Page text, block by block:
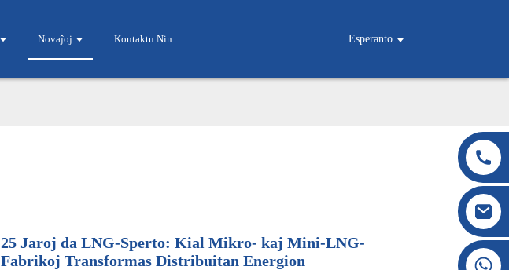
Novaĵoj Kontaktu Nin Esperanto
25 Jaroj da LNG-Sperto: Kial Mikro- kaj Mini-LNG-
Fabrikoj Transformas Distribuitan Energion